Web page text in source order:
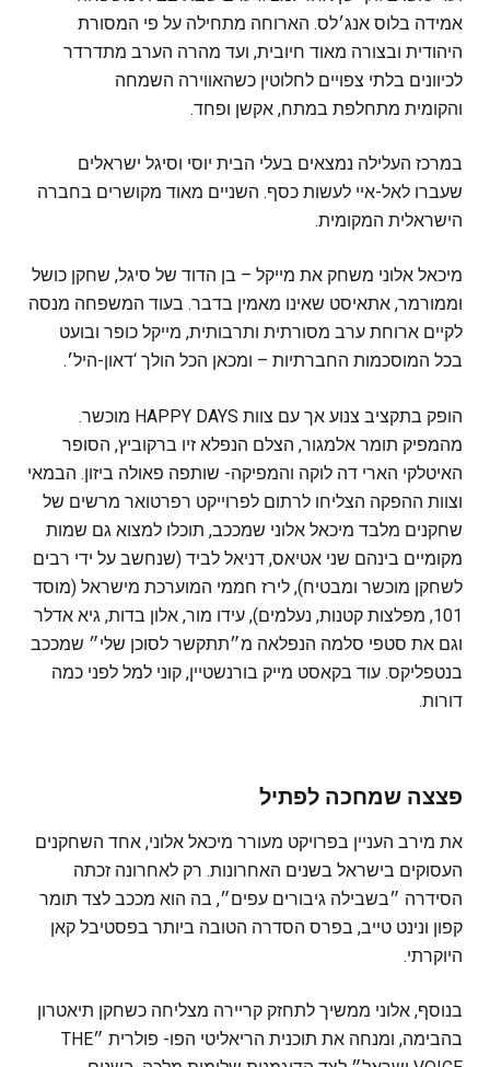
אמידה בלוס אנג׳לס. הארוחה מתחילה על פי המסורת
היהודית ובצורה מאוד חיובית, ועד מהרה הערב מתדרדר
לכיוונים בלתי צפויים לחלוטין כשהאווירה השמחה
והקומית מתחלפת במתח, אקשן ופחד.
במרכז העלילה נמצאים בעלי הבית יוסי וסיגל ישראלים
שעברו לאל-איי לעשות כסף. השניים מאוד מקושרים בחברה
הישראלית המקומית.
מיכאל אלוני משחק את מייקל – בן הדוד של סיגל, שחקן כושל
וממורמר, אתאיסט שאינו מאמין בדבר. בעוד המשפחה מנסה
לקיים ארוחת ערב מסורתית ותרבותית, מייקל כופר ובועט
בכל המוסכמות החברתיות – ומכאן הכל הולך ‘דאון-היל׳.
הופק בתקציב צנוע אך עם צוות HAPPY DAYS מוכשר.
מהמפיק תומר אלמגור, הצלם הנפלא זיו ברקוביץ, הסופר
האיטלקי הארי דה לוקה והמפיקה- שותפה פאולה ביזון. הבמאי
וצוות ההפקה הצליחו לרתום לפרוייקט רפרטואר מרשים של
שחקנים מלבד מיכאל אלוני שמככב, תוכלו למצוא גם שמות
מקומיים בינהם שני אטיאס, דניאל לביד (שנחשב על ידי רבים
לשחקן מוכשר ומבטיח), לירז חממי המוערכת מישראל (מוסד
101, מפלצות קטנות, נעלמים), עידו מור, אלון בדות, גיא אדלר
וגם את סטפי סלמה הנפלאה מ״תתקשר לסוכן שלי״ שמככב
בנטפליקס. עוד בקאסט מייק בורנשטיין, קוני למל לפני כמה
דורות.
פצצה שמחכה לפתיל
את מירב העניין בפרויקט מעורר מיכאל אלוני, אחד השחקנים
העסוקים בישראל בשנים האחרונות. רק לאחרונה זכתה
הסידרה ״בשבילה גיבורים עפים״, בה הוא מככב לצד תומר
קפון ונינט טייב, בפרס הסדרה הטובה ביותר בפסטיבל קאן
היוקרתי.
בנוסף, אלוני ממשיך לתחזק קריירה מצליחה כשחקן תיאטרון
בהבימה, ומנחה את תוכנית הריאליטי הפו- פולרית ״THE